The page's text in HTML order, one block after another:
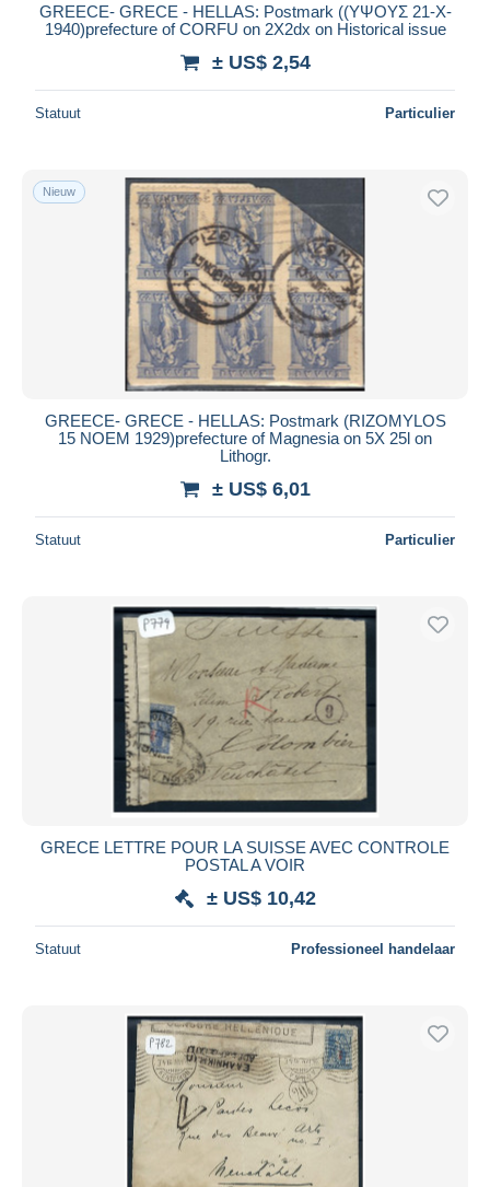
GREECE- GRECE - HELLAS: Postmark ((ΥΨΟΥΣ 21-Χ-
1940)prefecture of CORFU on 2X2dx on Historical issue
± US$ 2,54
Statuut Particulier
Nieuw
GREECE- GRECE - HELLAS: Postmark (RIZOMYLOS
15 NOEM 1929)prefecture of Magnesia on 5X 25l on
Lithogr.
± US$ 6,01
Statuut Particulier
GRECE LETTRE POUR LA SUISSE AVEC CONTROLE
POSTAL A VOIR
± US$ 10,42
Statuut Professioneel handelaar